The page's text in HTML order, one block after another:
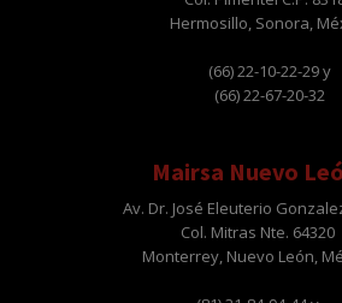
Hermosillo, Sonora,
(66) 22-10-22-29 y
(66) 22-67-20-32
Mairsa Nuevo
Av. Dr. José Eleuterio
Col. Mitras Nte. 64320
Monterrey, Nuevo León,